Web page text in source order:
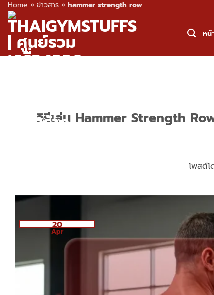
Home » ข่าวสาร » hammer strength row
Skip
content
หน้
วิธีเล่น Hammer Strength
โพสต์โ
20
Apr